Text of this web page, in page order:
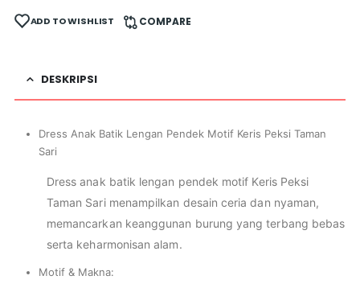
ADD TO WISHLIST COMPARE
DESKRIPSI
Dress Anak Batik Lengan Pendek Motif Keris Peksi Taman
Sari
Dress anak batik lengan pendek motif Keris Peksi
Taman Sari menampilkan desain ceria dan nyaman,
memancarkan keanggunan burung yang terbang bebas
serta keharmonisan alam.
Motif & Makna: